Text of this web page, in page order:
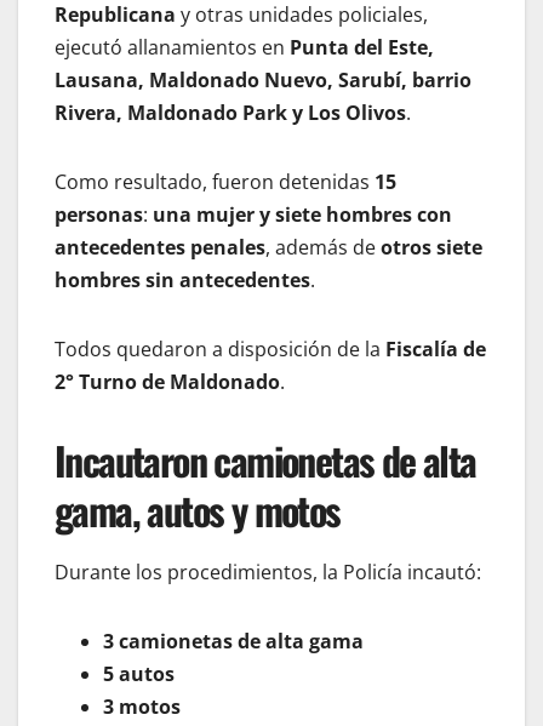
Republicana y otras unidades policiales,
ejecutó allanamientos en Punta del Este,
Lausana, Maldonado Nuevo, Sarubí, barrio
Rivera, Maldonado Park y Los Olivos.
Como resultado, fueron detenidas 15
personas: una mujer y siete hombres con
antecedentes penales, además deotros siete
hombres sin antecedentes.
Todos quedaron a disposición de la Fiscalía de
2° Turno de Maldonado.
Incautaron camionetas de alta
gama, autos y motos
Durante los procedimientos, la Policía incautó:
3 camionetas de alta gama
5 autos
3 motos